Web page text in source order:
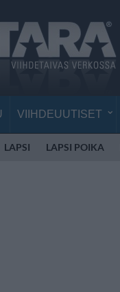
VIIHDEUUTISET
LAPSI LAPSI POIKA